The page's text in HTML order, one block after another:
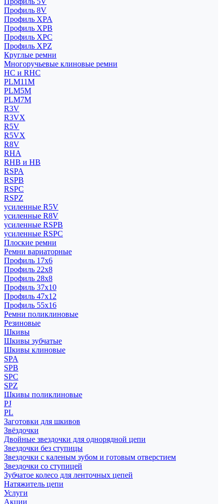
Профиль 8V
Профиль XPA
Профиль XPB
Профиль XPC
Профиль XPZ
Круглые ремни
Многоручьевые клиновые ремни
HC и RHC
PLM11M
PLM5M
PLM7M
R3V
R3VX
R5V
R5VX
R8V
RHA
RHB и HB
RSPA
RSPB
RSPC
RSPZ
усиленные R5V
усиленные R8V
усиленные RSPB
усиленные RSPC
Плоские ремни
Ремни вариаторные
Профиль 17x6
Профиль 22x8
Профиль 28x8
Профиль 37x10
Профиль 47x12
Профиль 55x16
Ремни поликлиновые
Резиновые
Шкивы
Шкивы зубчатые
Шкивы клиновые
SPA
SPB
SPC
SPZ
Шкивы поликлиновые
PJ
PL
Заготовки для шкивов
Звёздочки
Двойные звездочки для однорядной цепи
Звездочки без ступицы
Звездочки с каленым зубом и готовым отверстием
Звездочки со ступицей
Зубчатое колесо для ленточных цепей
Натяжитель цепи
Услуги
Акции